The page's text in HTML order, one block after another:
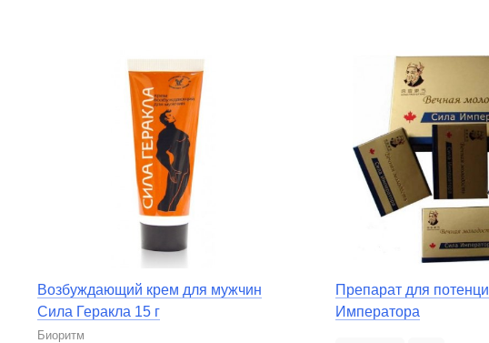
Возбуждающий крем для мужчин
Сила Геракла 15 г
Биоритм
Препарат для
Императора